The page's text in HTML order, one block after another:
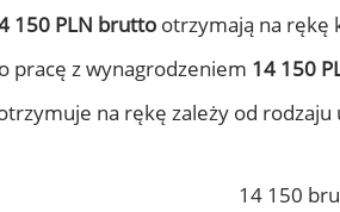
150 PLN brutto otrzymają na rękę
pracę z wynagrodzeniem 14 150
na rękę zależy od
14 150